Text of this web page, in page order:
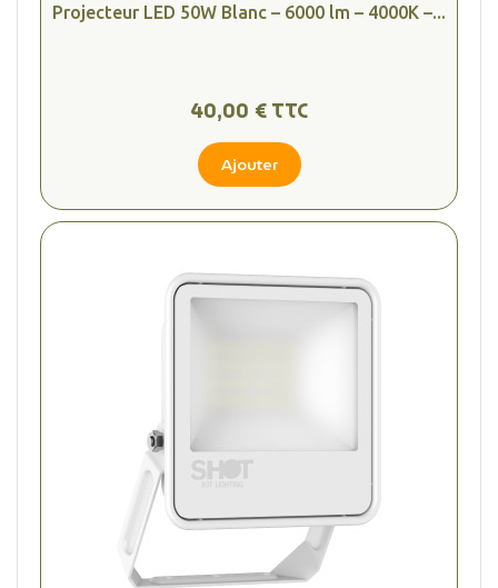
Projecteur LED 50W Blanc – 6000 lm – 4000K –...
40,00 € TTC
Ajouter